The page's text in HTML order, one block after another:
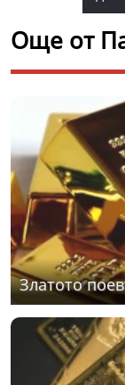
Още от
Златото